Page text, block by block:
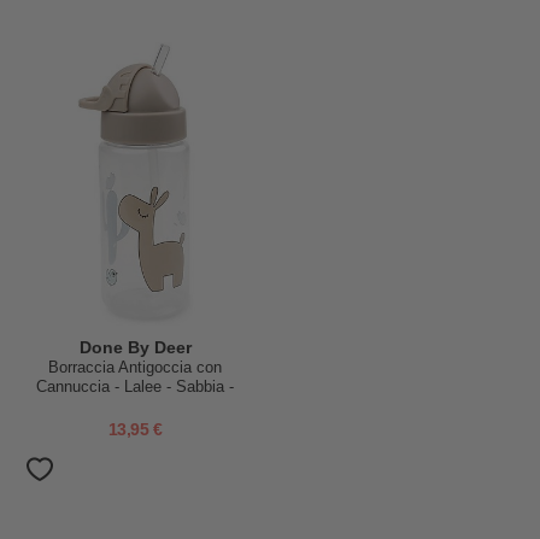
Done By Deer
Borraccia Antigoccia con
Cannuccia - Lalee - Sabbia -
13,95 €